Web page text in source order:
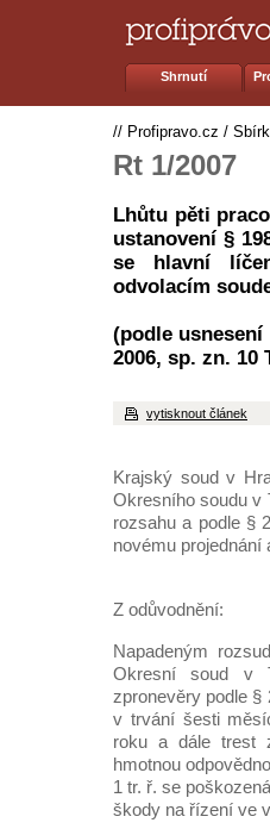
Shrnutí
// Profipravo.cz /
Rt 1/2007
Lhůtu pěti
ustanovení §
se hlavní
odvolacím
(podle
2006, sp. zn. 10
vytisknout článek
Krajský soud v
Okresního soudu v
rozsahu a podle §
novému projednání
Z odůvodnění:
Napadeným
Okresní soud v
zpronevěry podle
v trvání šesti
roku a dále trest
hmotnou
1 tr. ř. se
škody na řízení ve